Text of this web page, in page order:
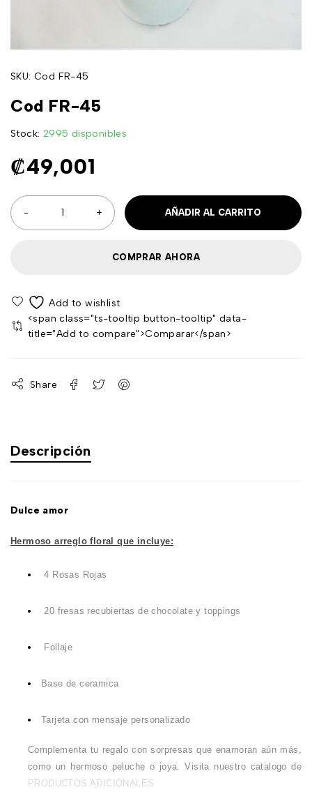
SKU: Cod FR-45
Cod FR-45
Stock: 2995 disponibles
₡49,001
AÑADIR AL CARRITO
COMPRAR AHORA
<span class="ts-tooltip button-tooltip" data-
title="Add to compare">Comparar</span>
Share
Descripción
Dulce amor
Hermoso arreglo floral que incluye:
4 Rosas Rojas
20 fresas recubiertas de chocolate y toppings
Follaje
Base de ceramica
Tarjeta con mensaje personalizado
Complementa tu regalo con sorpresas que enamoran aún más,
como un hermoso peluche o joya. Visita nuestro catalogo de
PRODUCTOS ADICIONALES